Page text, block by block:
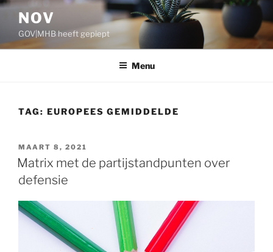
Ga
inhoud
NOV
GOV|MHB heeft gepiept
Menu
TAG: EUROPEES GEMIDDELDE
GEPLAATST
OP
MAART 8, 2021
Matrix met de partijstandpunten over
defensie